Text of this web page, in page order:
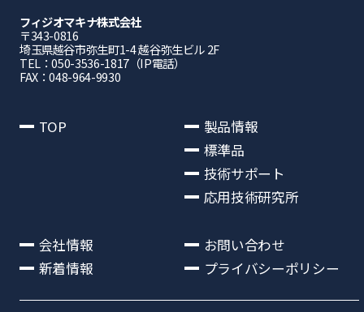
フィジオマキナ株式会社
〒343-0816
埼⽟県越⾕市弥⽣町1-4 越⾕弥⽣ビル 2F
TEL：050-3536-1817（IP電話）
FAX：048-964-9930
TOP
製品情報
標準品
技術サポート
応用技術研究所
会社情報
新着情報
お問い合わせ
プライバシーポリシー